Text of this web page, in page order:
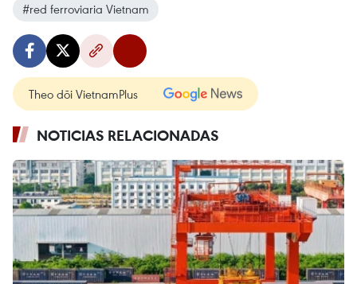
#red ferroviaria Vietnam
Theo dõi VietnamPlus
NOTICIAS RELACIONADAS